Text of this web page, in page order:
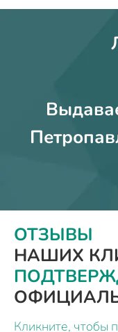
ОТЗЫВЫ
НАШИХ
Кликните, чтобы